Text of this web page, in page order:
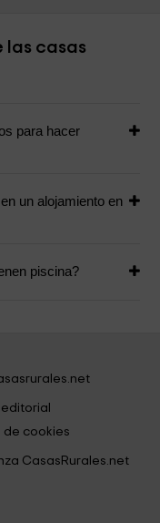
las casas
para hacer
un alojamiento en
piscina?
de cookies
CasasRurales.net